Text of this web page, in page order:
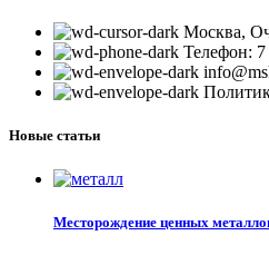
Москва,
Телефон:
Новые статьи
Месторождение ценных